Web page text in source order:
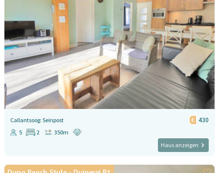
Callantsoog: Seinpost 430
5 2
350m
Haus anzeigen